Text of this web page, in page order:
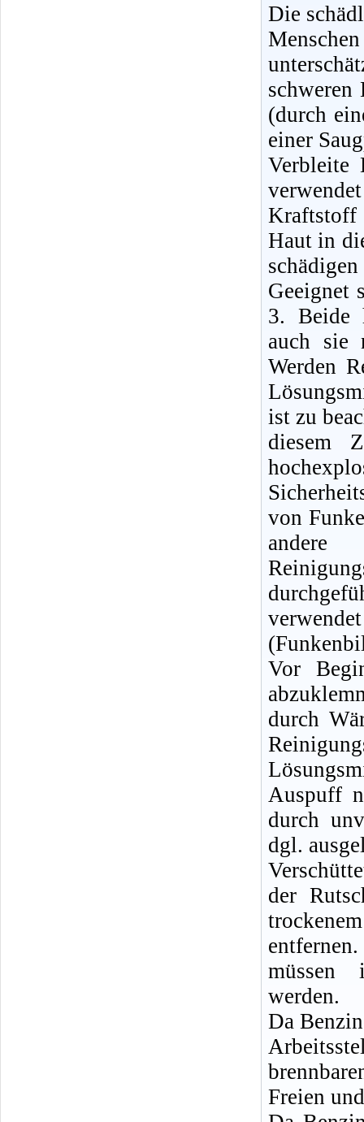
Die
(durch
einer
Verbleite
Haut in
Geeignet
3. Beide
auch sie
Werden
ist zu
diesem
von
Vor
durch
Auspuff
durch
dgl.
der
müssen
werden.
Da
Freien